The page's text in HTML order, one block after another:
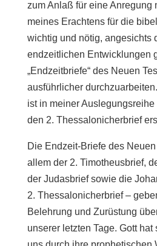
zum Anlaß für eine Anregung
meines Erachtens für die
wichtig und nötig, angesichts
endzeitlichen Entwicklungen
„Endzeitbriefe“ des Neuen
ausführlicher
ist in meiner
den 2. Thessalonicherbrief
Die Endzeit-Briefe des
allem der 2. Timotheusbrief,
der Judasbrief sowie die
2. Thessalonicherbrief –
Belehrung und Zurüstung
unserer letzten Tage. Gott